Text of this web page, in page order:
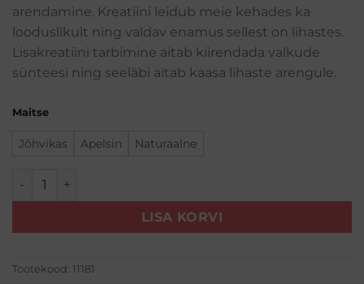
arendamine. Kreatiini leidub meie kehades ka
looduslikult ning valdav enamus sellest on lihastes.
Lisakreatiini tarbimine aitab kiirendada valkude
sünteesi ning seeläbi aitab kaasa lihaste arengule.
Maitse
Jõhvikas Apelsin Naturaalne
Micronized Creatine Monohydrate (300g) kogus
LISA KORVI
Tootekood: 11181